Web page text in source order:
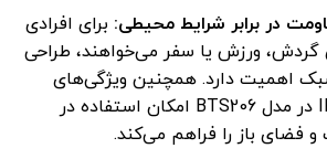
در برابر شرایط محیطی: برای افرادی
گردش، ورزش یا سفر می‌خواهند، طراحی
اهمیت دارد. همچنین ویژگی‌های
ضدآب مانند IPX5 در مدل BTS206 امکان استفاده در
فضای باز را فراهم می‌کند.